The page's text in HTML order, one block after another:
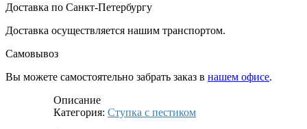
Доставка по Санкт-Петербургу
Доставка осуществляется нашим транспортом.
Самовывоз
Вы можете самостоятельно забрать заказ в нашем офисе.
Описание
Категория: Ступка с пестиком